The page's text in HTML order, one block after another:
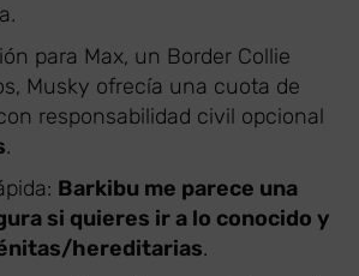
para Max, un Border Collie
Musky ofrecía una cuota de
responsabilidad civil opcional
.
Barkibu me parece una
si quieres ir a lo conocido y
hereditarias.